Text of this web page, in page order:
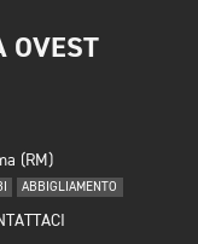
OVEST
(RM)
ABBIGLIAMENTO